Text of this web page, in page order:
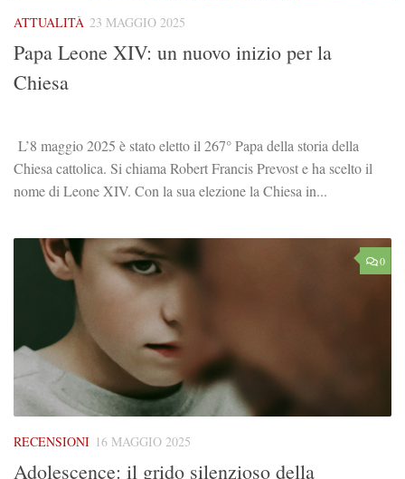
ATTUALITÀ 23 MAGGIO 2025
Papa Leone XIV: un nuovo inizio per la
Chiesa
L’8 maggio 2025 è stato eletto il 267° Papa della storia della
Chiesa cattolica. Si chiama Robert Francis Prevost e ha scelto il
nome di Leone XIV. Con la sua elezione la Chiesa in...
0
RECENSIONI 16 MAGGIO 2025
Adolescence: il grido silenzioso della